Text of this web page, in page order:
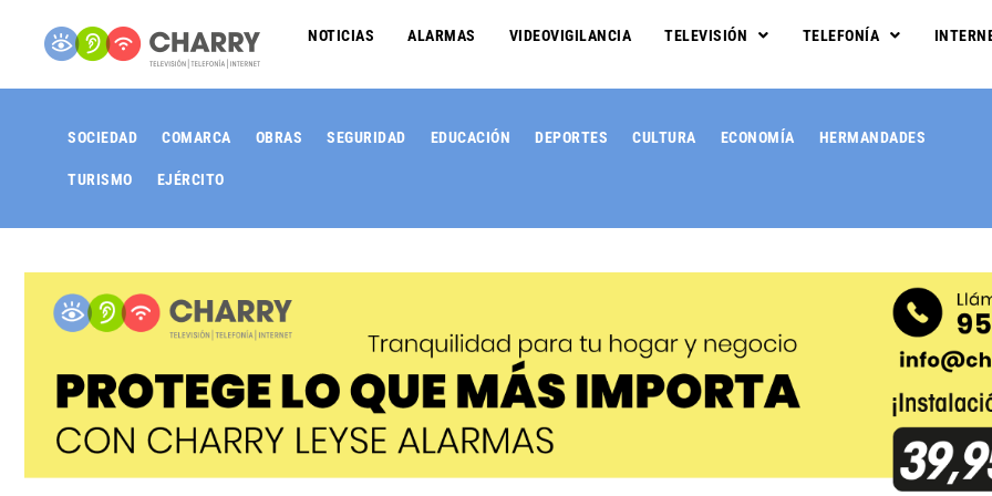
NOTICIAS ALARMAS VIDEOVIGILANCIA TELEVISIÓN TELEFONÍA
SOCIEDAD COMARCA OBRAS SEGURIDAD EDUCACIÓN DEPORTES CULTURA ECONOMÍA HERMANDADES
TURISMO EJÉRCITO